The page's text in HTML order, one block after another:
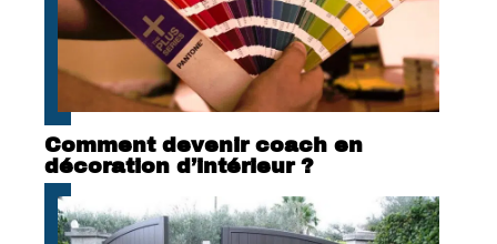
Comment devenir coach en
décoration d’intérieur ?